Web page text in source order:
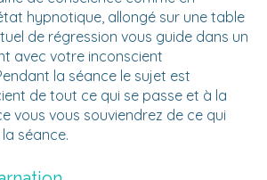
hypnotique, allongé sur une table
de régression vous guide dans un
avec votre inconscient
la séance le sujet est
de tout ce qui se passe et à la
vous vous souviendrez de ce qui
séance.